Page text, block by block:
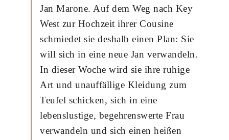
Jan Marone. Auf dem Weg nach Key
West zur Hochzeit ihrer Cousine
schmiedet sie deshalb einen Plan: Sie
will sich in eine neue Jan verwandeln.
In dieser Woche wird sie ihre ruhige
Art und unauffällige Kleidung zum
Teufel schicken, sich in eine
lebenslustige, begehrenswerte Frau
verwandeln und sich einen heißen